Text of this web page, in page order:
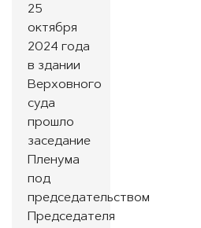
25
октября
2024 года
в здании
Верховного
суда
прошло
заседание
Пленума
под
председательством
Председателя